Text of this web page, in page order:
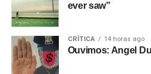
ever saw”
CRÍTICA 14 horas ago
Ouvimos: Angel